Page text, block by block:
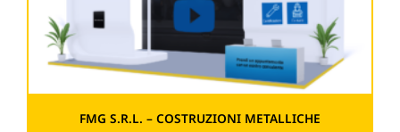
FMG S.R.L. – COSTRUZIONI METALLICHE